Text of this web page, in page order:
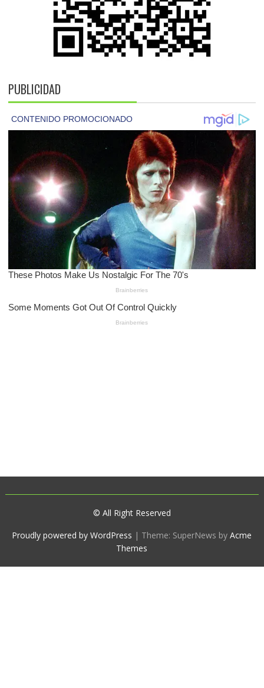
PUBLICIDAD
© All Right Reserved
Proudly powered by WordPress | Theme: SuperNews byAcme
Themes